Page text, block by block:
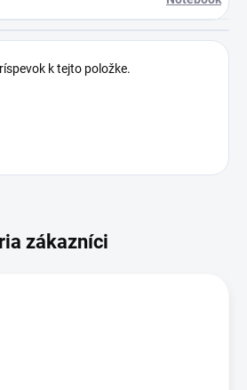
k tejto položke.